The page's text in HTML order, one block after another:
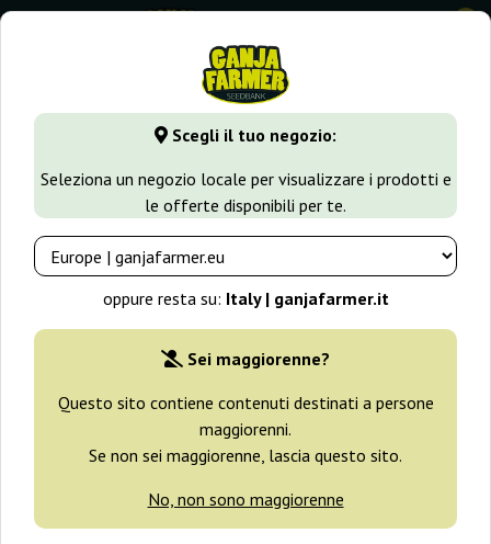
Scegli il tuo negozio:
Seleziona un negozio locale per visualizzare i prodotti e
le offerte disponibili per te.
oppure resta su: Italy | ganjafarmer.it
Sei maggiorenne?
Questo sito contiene contenuti destinati a persone
maggiorenni.
Se non sei maggiorenne, lascia questo sito.
No, non sono maggiorenne
0
GanjaFarmer.it Tipi di Semi Semi Femminizzati di